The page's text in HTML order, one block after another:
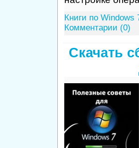
Книги по Windows
Комментарии (0)
Скачать